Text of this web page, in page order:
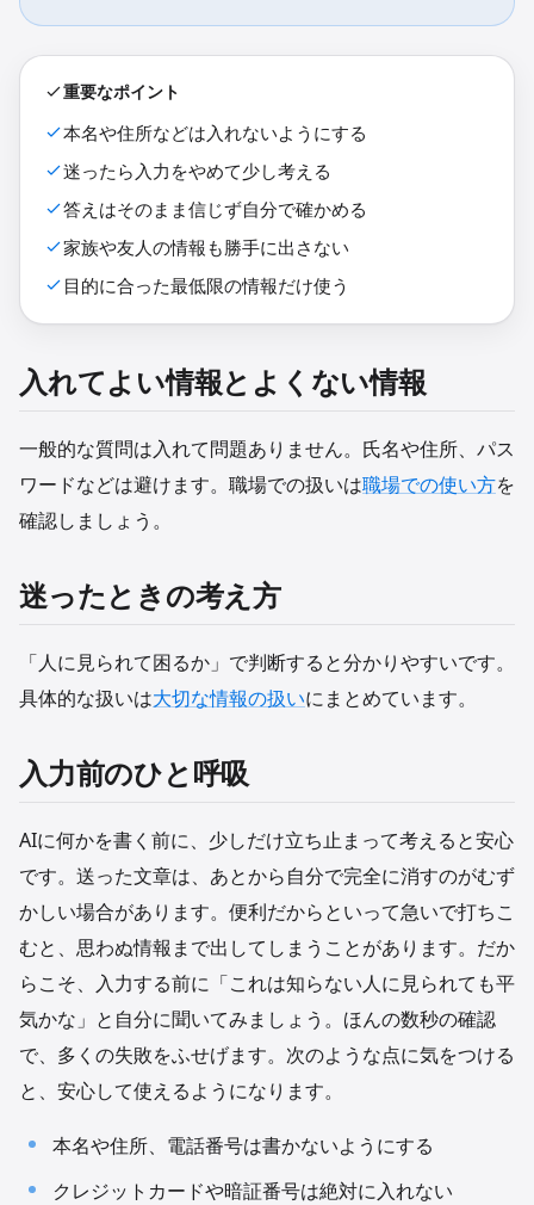
重要なポイント
本名や住所などは入れないようにする
迷ったら入力をやめて少し考える
答えはそのまま信じず自分で確かめる
家族や友人の情報も勝手に出さない
目的に合った最低限の情報だけ使う
入れてよい情報とよくない情報
一般的な質問は入れて問題ありません。氏名や住所、パス
ワードなどは避けます。職場での扱いは職場での使い方を
確認しましょう。
迷ったときの考え方
「人に見られて困るか」で判断すると分かりやすいです。
具体的な扱いは大切な情報の扱いにまとめています。
入力前のひと呼吸
AIに何かを書く前に、少しだけ立ち止まって考えると安心
です。送った文章は、あとから自分で完全に消すのがむず
かしい場合があります。便利だからといって急いで打ちこ
むと、思わぬ情報まで出してしまうことがあります。だか
らこそ、入力する前に「これは知らない人に見られても平
気かな」と自分に聞いてみましょう。ほんの数秒の確認
で、多くの失敗をふせげます。次のような点に気をつける
と、安心して使えるようになります。
本名や住所、電話番号は書かないようにする
クレジットカードや暗証番号は絶対に入れない